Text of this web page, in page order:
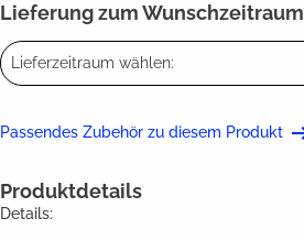
Lieferung zum Wunschzeitraum
Lieferzeitraum wählen:
Passendes Zubehör zu diesem Produkt
Produktdetails
Details: